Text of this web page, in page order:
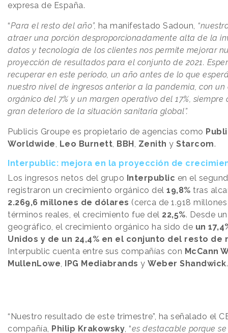
expresa de España.
“Para el resto del año”, ha manifestado Sadoun,
atraer una porción desproporcionadamente alta de la
datos y tecnología de los clientes nos permite mejorar
proyección de resultados para el conjunto de 2021.
recuperar en este periodo, un año antes de lo que
nuestro nivel de ingresos anterior a la pandemia, con un
orgánico del 7% y un margen operativo del 17%, siempre
gran deterioro de la situación sanitaria global”.
Publicis Groupe es propietario de agencias como
Worldwide, Leo Burnett, BBH , Zenith y Starcom.
Interpublic: mejora en la proyección de
Los ingresos netos del grupo Interpublic en el
registraron un crecimiento orgánico del 19,8% tras
2.269,6 millones de dólares (cerca de 1.918
términos reales, el crecimiento fue del 22,5%. Desde
geográfico, el crecimiento orgánico ha sido de un
Unidos y de un 24,4% en el conjunto del resto de
Interpublic cuenta entre sus compañías con McCann
MullenLowe, IPG Mediabrands y Weber Shandwick.
“Nuestro resultado de este trimestre”, ha señalado el
compañía, Philip Krakowsky, “es destacable porque